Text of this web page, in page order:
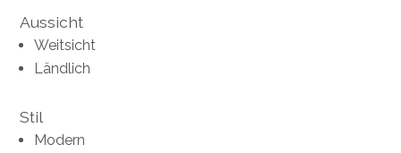
Aussicht
Weitsicht
Ländlich
Stil
Modern